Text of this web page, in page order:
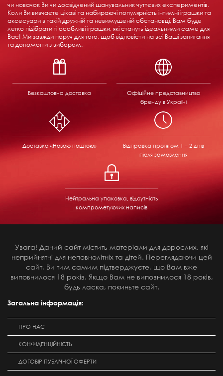
чи новачок Ви чи досвідчений шанувальник чуттєвих експериментів.
Коли Ви вивчаєте цікаві та набираючі популярність інтимні іграшки та
аксесуари в такій дружній та невимушеній обстановці, Вам буде
легко підібрати ті особливі іграшки, які стануть ідеальними саме для
Вас! Ми завжди поруч для того, щоб відповісти на всі Ваші запитання
та допомогти з вибором.
Безкоштовна доставка
Офіційне представництво
бренду в Україні
Доставка «Новою поштою» Відправка протягом 1 – 2 днів
після замовлення
Нейтральна упаковка, відсутність
компрометуючих написів
Увага! Даний сайт містить матеріали для дорослих, які
неприйнятні для неповнолітніх та дітей. Переглядаючи цей
сайт, Ви тим самим підтверджуєте, що Вам вже
виповнилося 18 років. Якщо Вам не виповнилося 18 років,
будь ласка, покиньте сайт.
Загальна інформація:
ПРО НАС
КОНФІДЕНЦІЙНІСТЬ
ДОГОВІР ПУБЛІЧНОЇ ОФЕРТИ